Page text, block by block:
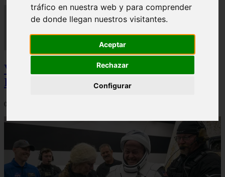
tráfico en nuestra web y para comprender
de donde llegan nuestros visitantes.
Aceptar
Rechazar
Configurar
Video Advertencias desde la cúspide de la
IA: Hinton y el posible colapso social
06/03/2026